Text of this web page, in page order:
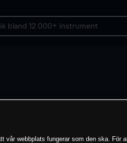
vår webbplats fungerar som den ska. För